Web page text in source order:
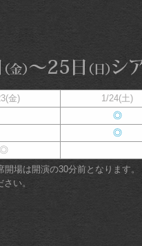
金)
1/24(土)
◎
◎
◎
場は開演の30分前となります。
い。